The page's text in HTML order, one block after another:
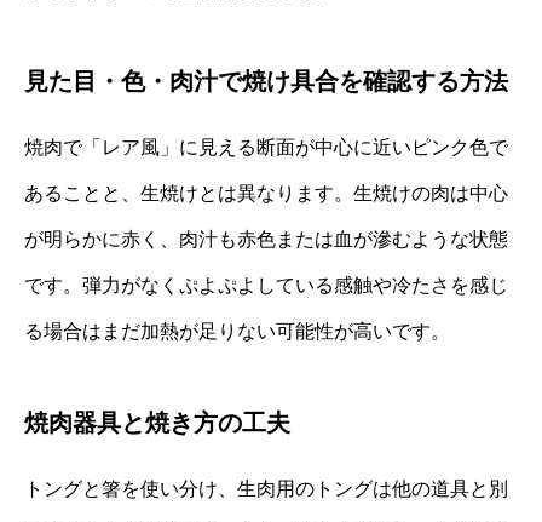
見た目・色・肉汁で焼け具合を確認する方法
焼肉で「レア風」に見える断面が中心に近いピンク色で
あることと、生焼けとは異なります。生焼けの肉は中心
が明らかに赤く、肉汁も赤色または血が滲むような状態
です。弾力がなくぷよぷよしている感触や冷たさを感じ
る場合はまだ加熱が足りない可能性が高いです。
焼肉器具と焼き方の工夫
トングと箸を使い分け、生肉用のトングは他の道具と別